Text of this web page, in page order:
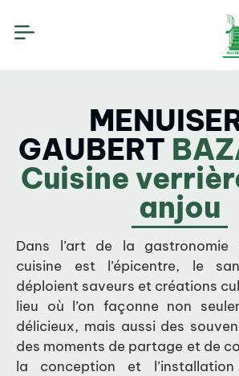
GAUBERT
Cuisine
anjou
Dans l’art de la gastronomie
cuisine est l’épicentre, le
déploient saveurs et créations
lieu où l’on façonne non
délicieux, mais aussi des
des moments de partage et de
la conception et l’installation